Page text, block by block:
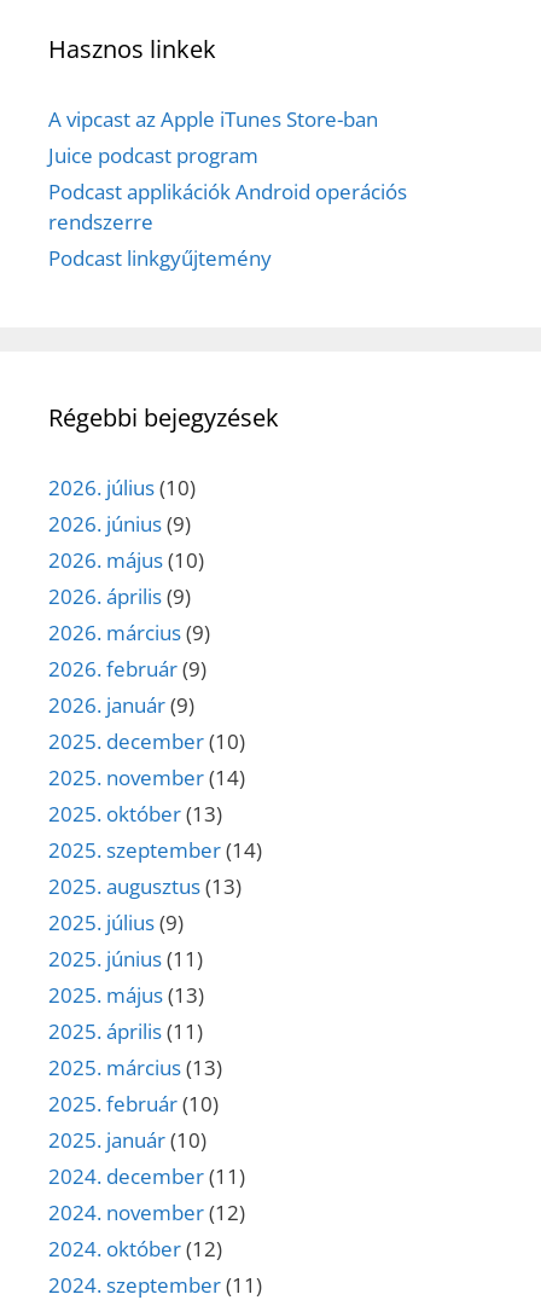
Hasznos linkek
A vipcast az Apple iTunes Store-ban
Juice podcast program
Podcast applikációk Android operációs
rendszerre
Podcast linkgyűjtemény
Régebbi bejegyzések
2026. július(10)
2026. június(9)
2026. május(10)
2026. április(9)
2026. március(9)
2026. február(9)
2026. január(9)
2025. december(10)
2025. november(14)
2025. október(13)
2025. szeptember(14)
2025. augusztus(13)
2025. július(9)
2025. június(11)
2025. május(13)
2025. április(11)
2025. március(13)
2025. február(10)
2025. január(10)
2024. december(11)
2024. november(12)
2024. október(12)
2024. szeptember(11)